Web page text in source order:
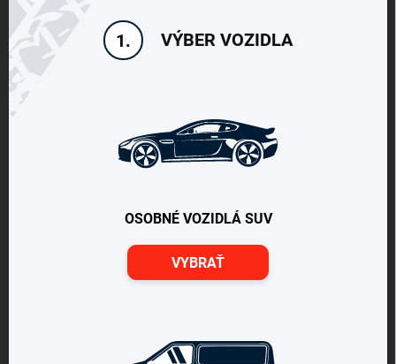
1. VÝBER VOZIDLA
OSOBNÉ VOZIDLÁ SUV
VYBRAŤ